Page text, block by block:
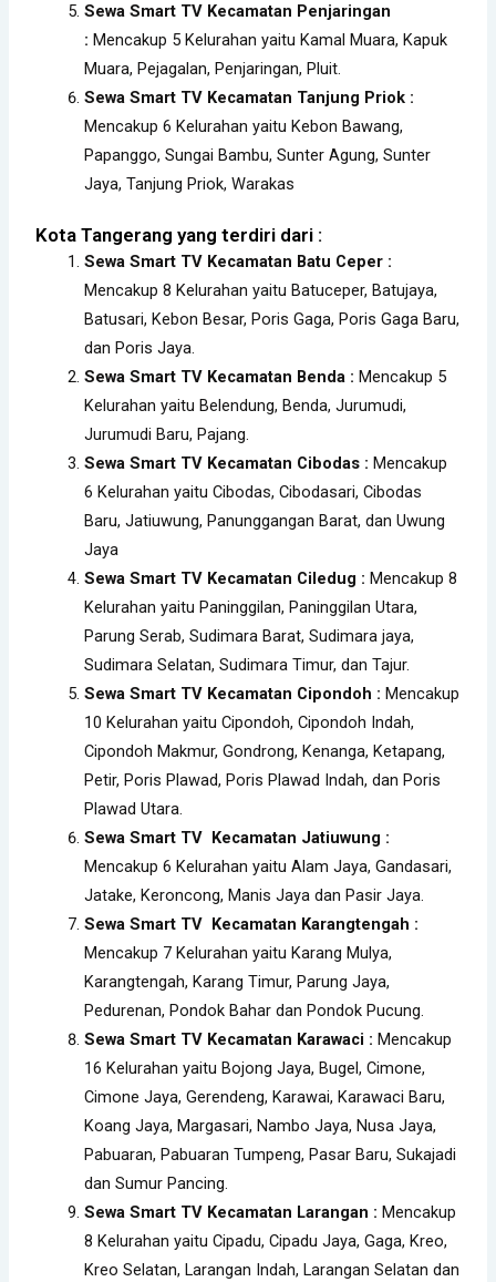
Sewa Smart TV Kecamatan Penjaringan
: Mencakup 5 Kelurahan yaitu Kamal Muara, Kapuk
Muara, Pejagalan, Penjaringan, Pluit.
Sewa Smart TV Kecamatan Tanjung Priok :
Mencakup 6 Kelurahan yaitu Kebon Bawang,
Papanggo, Sungai Bambu, Sunter Agung, Sunter
Jaya, Tanjung Priok, Warakas
Kota Tangerang yang terdiri dari :
Sewa Smart TV Kecamatan Batu Ceper :
Mencakup 8 Kelurahan yaitu Batuceper, Batujaya,
Batusari, Kebon Besar, Poris Gaga, Poris Gaga Baru,
dan Poris Jaya.
Sewa Smart TV Kecamatan Benda : Mencakup 5
Kelurahan yaitu Belendung, Benda, Jurumudi,
Jurumudi Baru, Pajang.
Sewa Smart TV Kecamatan Cibodas : Mencakup
6 Kelurahan yaitu Cibodas, Cibodasari, Cibodas
Baru, Jatiuwung, Panunggangan Barat, dan Uwung
Jaya
Sewa Smart TV Kecamatan Ciledug :Mencakup 8
Kelurahan yaitu Paninggilan, Paninggilan Utara,
Parung Serab, Sudimara Barat, Sudimara jaya,
Sudimara Selatan, Sudimara Timur, dan Tajur.
Sewa Smart TV Kecamatan Cipondoh :Mencakup
10 Kelurahan yaitu Cipondoh, Cipondoh Indah,
Cipondoh Makmur, Gondrong, Kenanga, Ketapang,
Petir, Poris Plawad, Poris Plawad Indah, dan Poris
Plawad Utara.
Sewa Smart TV Kecamatan Jatiuwung :
Mencakup 6 Kelurahan yaitu Alam Jaya, Gandasari,
Jatake, Keroncong, Manis Jaya dan Pasir Jaya.
Sewa Smart TV Kecamatan Karangtengah :
Mencakup 7 Kelurahan yaitu Karang Mulya,
Karangtengah, Karang Timur, Parung Jaya,
Pedurenan, Pondok Bahar dan Pondok Pucung.
Sewa Smart TV Kecamatan Karawaci :Mencakup
16 Kelurahan yaitu Bojong Jaya, Bugel, Cimone,
Cimone Jaya, Gerendeng, Karawai, Karawaci Baru,
Koang Jaya, Margasari, Nambo Jaya, Nusa Jaya,
Pabuaran, Pabuaran Tumpeng, Pasar Baru, Sukajadi
dan Sumur Pancing.
Sewa Smart TV Kecamatan Larangan : Mencakup
8 Kelurahan yaitu Cipadu, Cipadu Jaya, Gaga, Kreo,
Kreo Selatan, Larangan Indah, Larangan Selatan dan